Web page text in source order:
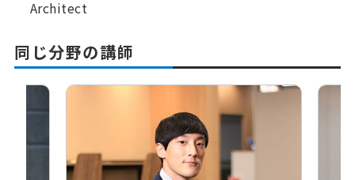
Architect
同じ分野の講師